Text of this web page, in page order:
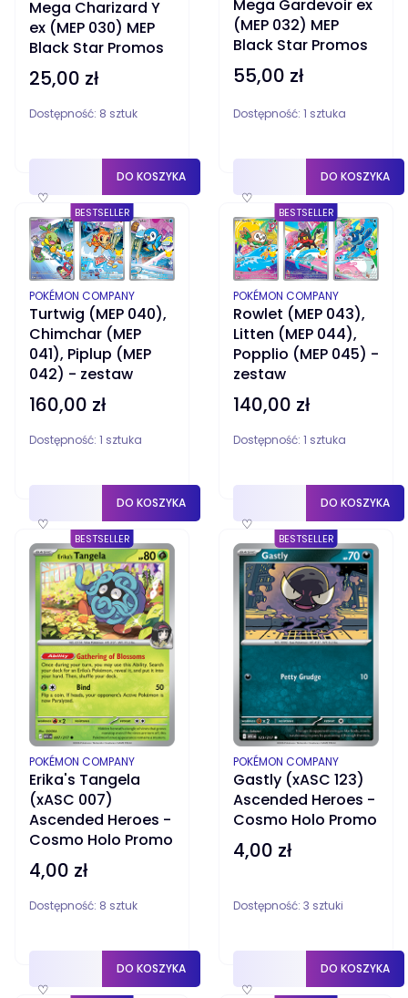
Mega Charizard Y
ex (MEP 030) MEP
Black Star Promos
Cena
25,00 zł
Dostępność: 8 sztuk
♡
DO KOSZYKA
Mega Gardevoir ex
(MEP 032) MEP
Black Star Promos
Cena
55,00 zł
Dostępność: 1 sztuka
♡
DO KOSZYKA
BESTSELLER
Turtwig (MEP 040),
Chimchar (MEP
041), Piplup (MEP
042) - zestaw
PRODUCENT
POKÉMON COMPANY
Cena
160,00 zł
Dostępność: 1 sztuka
♡
DO KOSZYKA
BESTSELLER
Rowlet (MEP 043),
Litten (MEP 044),
Popplio (MEP 045) -
zestaw
PRODUCENT
POKÉMON COMPANY
Cena
140,00 zł
Dostępność: 1 sztuka
♡
DO KOSZYKA
BESTSELLER
Erika's Tangela
(xASC 007)
Ascended Heroes -
Cosmo Holo Promo
PRODUCENT
POKÉMON COMPANY
Cena
4,00 zł
Dostępność: 8 sztuk
♡
DO KOSZYKA
BESTSELLER
Gastly (xASC 123)
Ascended Heroes -
Cosmo Holo Promo
PRODUCENT
POKÉMON COMPANY
Cena
4,00 zł
Dostępność: 3 sztuki
♡
DO KOSZYKA